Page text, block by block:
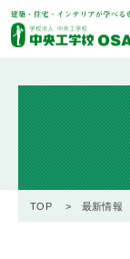
TOP 最新情報